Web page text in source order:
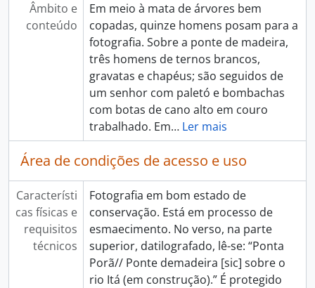
Âmbito e
conteúdo
Em meio à mata de árvores bem
copadas, quinze homens posam para a
fotografia. Sobre a ponte de madeira,
três homens de ternos brancos,
gravatas e chapéus; são seguidos de
um senhor com paletó e bombachas
com botas de cano alto em couro
trabalhado. Em… Ler mais
Área de condições de acesso e uso
Característi
cas físicas e
requisitos
técnicos
Fotografia em bom estado de
conservação. Está em processo de
esmaecimento. No verso, na parte
superior, datilografado, lê-se: “Ponta
Porã// Ponte demadeira [sic] sobre o
rio Itá (em construção).” É protegido